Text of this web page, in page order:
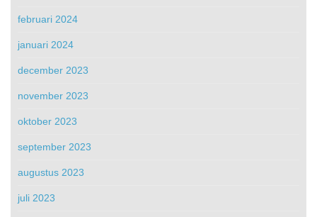
februari 2024
januari 2024
december 2023
november 2023
oktober 2023
september 2023
augustus 2023
juli 2023